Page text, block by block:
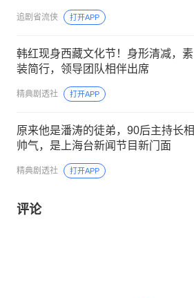
追剧省流侠 打开APP
韩红现身西藏文化节！身形清减，素
装简行，领导团队相伴出席
精典剧透社 打开APP
原来他是潘涛的徒弟，90后主持长相
帅气，是上海台新闻节目新门面
精典剧透社 打开APP
评论